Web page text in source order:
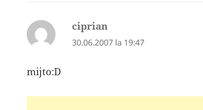
ciprian
30.06.2007 la 19:47
mijto:D